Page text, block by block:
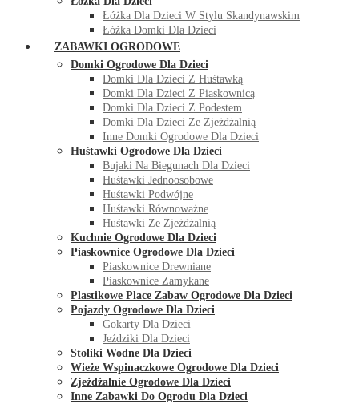
Łóżka Dla Dzieci W Stylu Skandynawskim
Łóżka Domki Dla Dzieci
ZABAWKI OGRODOWE
Domki Ogrodowe Dla Dzieci
Domki Dla Dzieci Z Huśtawką
Domki Dla Dzieci Z Piaskownicą
Domki Dla Dzieci Z Podestem
Domki Dla Dzieci Ze Zjeżdżalnią
Inne Domki Ogrodowe Dla Dzieci
Huśtawki Ogrodowe Dla Dzieci
Bujaki Na Biegunach Dla Dzieci
Huśtawki Jednoosobowe
Huśtawki Podwójne
Huśtawki Równoważne
Huśtawki Ze Zjeżdżalnią
Kuchnie Ogrodowe Dla Dzieci
Piaskownice Ogrodowe Dla Dzieci
Piaskownice Drewniane
Piaskownice Zamykane
Plastikowe Place Zabaw Ogrodowe Dla Dzieci
Pojazdy Ogrodowe Dla Dzieci
Gokarty Dla Dzieci
Jeździki Dla Dzieci
Stoliki Wodne Dla Dzieci
Wieże Wspinaczkowe Ogrodowe Dla Dzieci
Zjeżdżalnie Ogrodowe Dla Dzieci
Inne Zabawki Do Ogrodu Dla Dzieci